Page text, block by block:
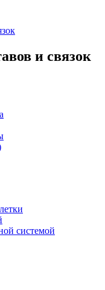
и связок
системой